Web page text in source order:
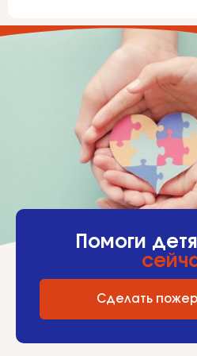
Помоги
Сделать